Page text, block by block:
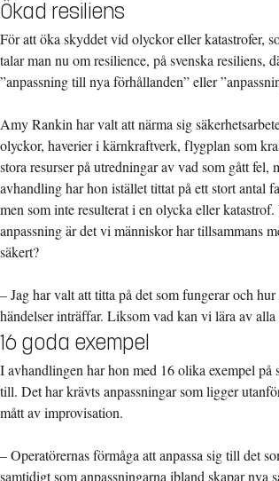
Ökad resiliens
För att öka skyddet vid olyckor eller katastrofer,
talar man nu om resilience, på svenska resiliens,
”anpassning till nya förhållanden” eller
Amy Rankin har valt att närma sig
olyckor, haverier i kärnkraftverk, flygplan som
stora resurser på utredningar av vad som gått
avhandling har hon istället tittat på ett stort antal
men som inte resulterat i en olycka eller
anpassning är det vi människor har tillsammans
säkert?
– Jag har valt att titta på det som fungerar och
händelser inträffar. Liksom vad kan vi lära av
16 goda exempel
I avhandlingen har hon med 16 olika exempel
till. Det har krävts anpassningar som ligger
mått av improvisation.
– Operatörernas förmåga att anpassa sig till det
samtidigt som anpassningarna ibland skapar nya